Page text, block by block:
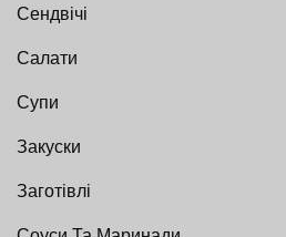
Сендвічі
Салати
Супи
Закуски
Заготівлі